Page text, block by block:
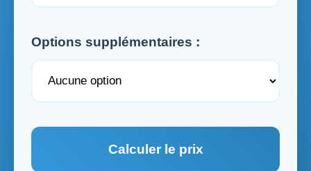
Options supplémentaires :
Calculer le prix